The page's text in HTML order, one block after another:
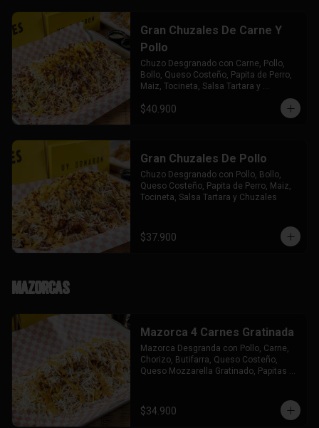
Gran Chuzales De Carne Y
Pollo
Chuzo Desgranado con Carne, Pollo,
Bollo, Queso Costeño, Papita de Perro,
Maiz, Tocineta, Salsa Tartara y
$40.900
Gran Chuzales De Pollo
Chuzo Desgranado con Pollo, Bollo,
Queso Costeño, Papita de Perro, Maiz,
Tocineta, Salsa Tartara y Chuzales
$37.900
Mazorcas
Mazorca 4 Carnes Gratinada
Mazorca Desgranda con Pollo, Carne,
Chorizo, Butifarra, Queso Costeño,
Queso Mozzarella Gratinado, Papitas
$34.900